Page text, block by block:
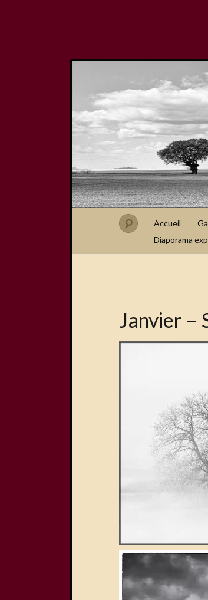
Accueil
Diaporama
Janvier –